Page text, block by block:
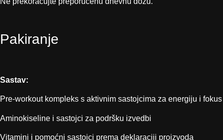
Pakiranje
Sastav:
Pre-workout kompleks s aktivnim sastojcima za energiju i fokus
Aminokiseline i sastojci za podršku izvedbi
Vitamini i pomoćni sastojci prema deklaraciji proizvoda